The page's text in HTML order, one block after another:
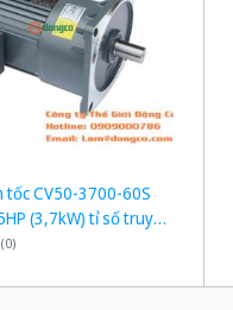
tốc CV50-3700-60S
(3,7kW) tỉ số truyền
(0)